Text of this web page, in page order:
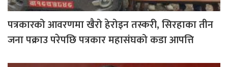
पत्रकारको आवरणमा खैरो हेरोइन तस्करी, सिरहाका तीन
जना पक्राउ परेपछि पत्रकार महासंघको कडा आपत्ति